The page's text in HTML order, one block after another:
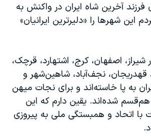
فرزند آخرین شاه ایران در واکنش به
این شهرها را «دلیرترین ایرانیان»
شيراز، اصفهان، کرج، اشتهارد، قرچک،
قهدریجان، نجف‌آباد، شاهین‌شهر و
به پا خاسته‌اند و برای نجات میهن
هم‌قسم شده‌اند. یقین دارم که این
با اتحاد و همبستگی ملی به پیروزی